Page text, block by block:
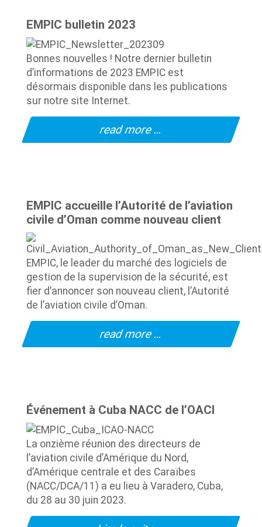
EMPIC bulletin 2023
Bonnes nouvelles ! Notre dernier bulletin
d’informations de 2023 EMPIC est
désormais disponible dans les publications
sur notre site Internet.
read more …
EMPIC accueille l’Autorité de l’aviation
civile d’Oman comme nouveau client
EMPIC, le leader du marché des logiciels de
gestion de la supervision de la sécurité, est
fier d’annoncer son nouveau client, l’Autorité
de l’aviation civile d’Oman.
read more …
Événement à Cuba NACC de l’OACI
La onzième réunion des directeurs de
l’aviation civile d’Amérique du Nord,
d’Amérique centrale et des Caraïbes
(NACC/DCA/11) a eu lieu à Varadero, Cuba,
du 28 au 30 juin 2023.